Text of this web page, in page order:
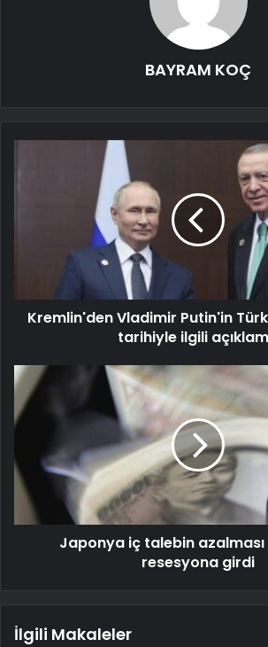
BAYRAM KOÇ
Kremlin'den Vladimir Putin'in
tarihiyle ilgili
Japonya iç talebin
resesyona girdi
İlgili Makaleler